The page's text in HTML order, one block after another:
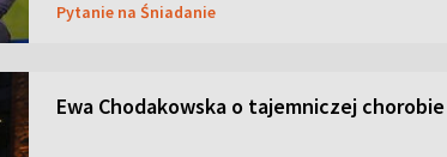
Pytanie na Śniadanie
Ewa Chodakowska o tajemniczej